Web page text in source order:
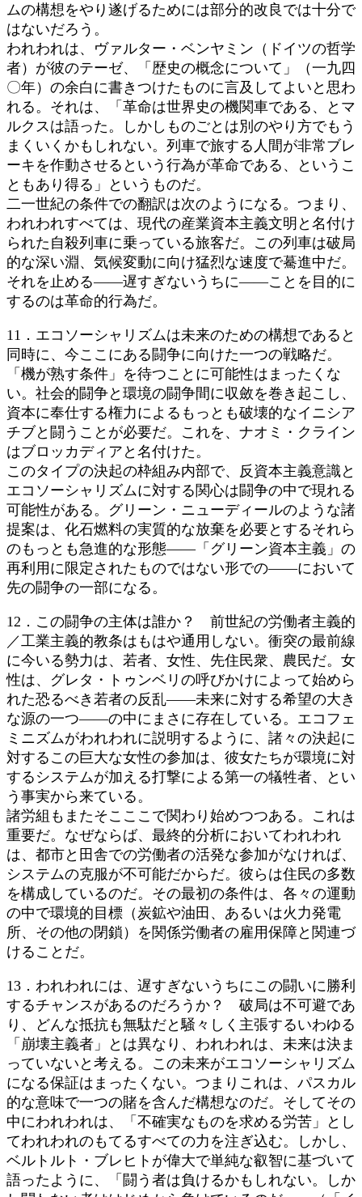
ムの構想をやり遂げるためには部分的改良では十分で
はないだろう。
われわれは、ヴァルター・ベンヤミン（ドイツの哲学
者）が彼のテーゼ、「歴史の概念について」（一九四
〇年）の余白に書きつけたものに言及してよいと思わ
れる。それは、「革命は世界史の機関車である、とマ
ルクスは語った。しかしものごとは別のやり方でもう
まくいくかもしれない。列車で旅する人間が非常ブレ
ーキを作動させるという行為が革命である、というこ
ともあり得る」というものだ。
二一世紀の条件での翻訳は次のようになる。つまり、
われわれすべては、現代の産業資本主義文明と名付け
られた自殺列車に乗っている旅客だ。この列車は破局
的な深い淵、気候変動に向け猛烈な速度で驀進中だ。
それを止める――遅すぎないうちに――ことを目的に
するのは革命的行為だ。
11．エコソーシャリズムは未来のための構想であると
同時に、今ここにある闘争に向けた一つの戦略だ。
「機が熟す条件」を待つことに可能性はまったくな
い。社会的闘争と環境の闘争間に収斂を巻き起こし、
資本に奉仕する権力によるもっとも破壊的なイニシア
チブと闘うことが必要だ。これを、ナオミ・クライン
はブロッカディアと名付けた。
このタイプの決起の枠組み内部で、反資本主義意識と
エコソーシャリズムに対する関心は闘争の中で現れる
可能性がある。グリーン・ニューディールのような諸
提案は、化石燃料の実質的な放棄を必要とするそれら
のもっとも急進的な形態――「グリーン資本主義」の
再利用に限定されたものではない形での――において
先の闘争の一部になる。
12．この闘争の主体は誰か？ 前世紀の労働者主義的
／工業主義的教条はもはや通用しない。衝突の最前線
に今いる勢力は、若者、女性、先住民衆、農民だ。女
性は、グレタ・トゥンベリの呼びかけによって始めら
れた恐るべき若者の反乱――未来に対する希望の大き
な源の一つ――の中にまさに存在している。エコフェ
ミニズムがわれわれに説明するように、諸々の決起に
対するこの巨大な女性の参加は、彼女たちが環境に対
するシステムが加える打撃による第一の犠牲者、とい
う事実から来ている。
諸労組もまたそこここで関わり始めつつある。これは
重要だ。なぜならば、最終的分析においてわれわれ
は、都市と田舎での労働者の活発な参加がなければ、
システムの克服が不可能だからだ。彼らは住民の多数
を構成しているのだ。その最初の条件は、各々の運動
の中で環境的目標（炭鉱や油田、あるいは火力発電
所、その他の閉鎖）を関係労働者の雇用保障と関連づ
けることだ。
13．われわれには、遅すぎないうちにこの闘いに勝利
するチャンスがあるのだろうか？ 破局は不可避であ
り、どんな抵抗も無駄だと騒々しく主張するいわゆる
「崩壊主義者」とは異なり、われわれは、未来は決ま
っていないと考える。この未来がエコソーシャリズム
になる保証はまったくない。つまりこれは、パスカル
的な意味で一つの賭を含んだ構想なのだ。そしてその
中にわれわれは、「不確実なものを求める労苦」とし
てわれわれのもてるすべての力を注ぎ込む。しかし、
ベルトルト・ブレヒトが偉大で単純な叡智に基づいて
語ったように、「闘う者は負けるかもしれない。しか